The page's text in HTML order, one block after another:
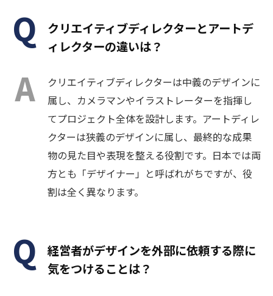
クリエイティブディレクターとアートデ
ィレクターの違いは？
クリエイティブディレクターは中義のデザインに
属し、カメラマンやイラストレーターを指揮し
てプロジェクト全体を設計します。アートディレ
クターは狭義のデザインに属し、最終的な成果
物の見た目や表現を整える役割です。日本では両
方とも「デザイナー」と呼ばれがちですが、役
割は全く異なります。
経営者がデザインを外部に依頼する際に
気をつけることは？